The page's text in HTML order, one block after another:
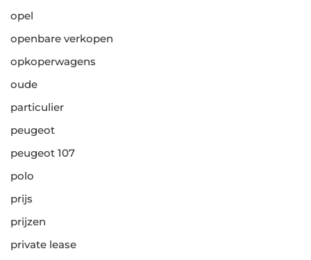
opel
openbare verkopen
opkoperwagens
oude
particulier
peugeot
peugeot 107
polo
prijs
prijzen
private lease